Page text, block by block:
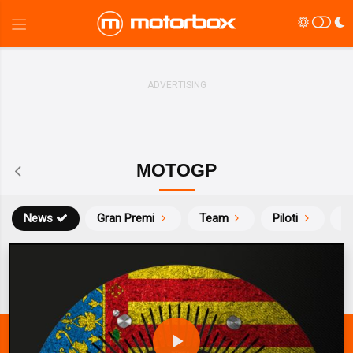
MOTOGP
News Gran Premi Team Piloti